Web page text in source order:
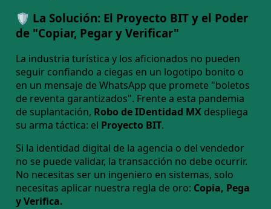
🛡️ La Solución: El Proyecto BIT y el Poder
de "Copiar, Pegar y Verificar"
La industria turística y los aficionados no pueden
seguir confiando a ciegas en un logotipo bonito o
en un mensaje de WhatsApp que promete "boletos
de reventa garantizados". Frente a esta pandemia
de suplantación, Robo de IDentidad MX despliega
su arma táctica: el Proyecto BIT.
Si la identidad digital de la agencia o del vendedor
no se puede validar, la transacción no debe ocurrir.
No necesitas ser un ingeniero en sistemas, solo
necesitas aplicar nuestra regla de oro: Copia, Pega
y Verifica.